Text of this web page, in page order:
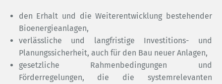
den Erhalt und die Weiterentwicklung bestehender
Bioenergieanlagen,
verlässliche und langfristige Investitions- und
Planungssicherheit, auch für den Bau neuer Anlagen,
gesetzliche Rahmenbedingungen und
Förderregelungen, die die systemrelevanten